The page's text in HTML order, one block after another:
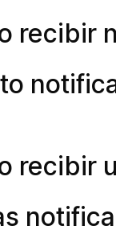
recibir
recibir